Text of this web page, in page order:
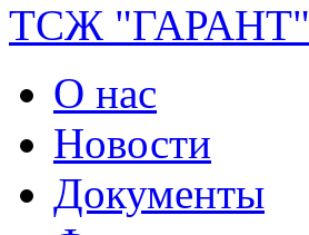
ТСЖ "ГАРАНТ"
О нас
Новости
Документы